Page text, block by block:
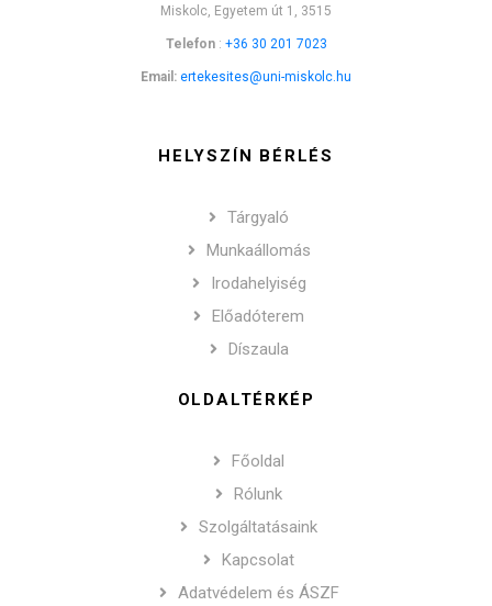
Miskolc, Egyetem út 1, 3515
Telefon: +36 30 201 7023
Email: ertekesites@uni-miskolc.hu
HELYSZÍN BÉRLÉS
Tárgyaló
Munkaállomás
Irodahelyiség
Előadóterem
Díszaula
OLDALTÉRKÉP
Főoldal
Rólunk
Szolgáltatásaink
Kapcsolat
Adatvédelem és ÁSZF